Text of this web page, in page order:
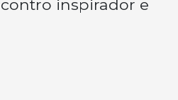
inspirador e